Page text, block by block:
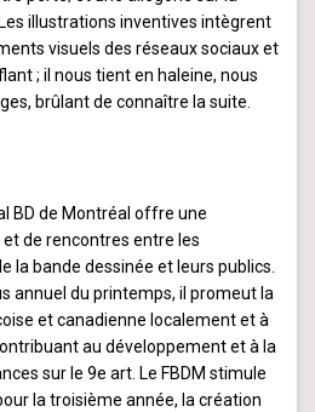
illustrations inventives intègrent
visuels des réseaux sociaux et
; il nous tient en haleine, nous
brûlant de connaître la suite.
BD de Montréal offre une
de rencontres entre les
la bande dessinée et leurs publics.
annuel du printemps, il promeut la
et canadienne localement et à
au développement et à la
sur le 9e art. Le FBDM stimule
la troisième année, la création